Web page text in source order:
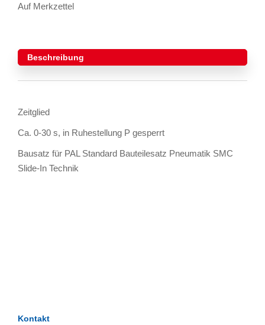
Auf Merkzettel
Beschreibung
Zeitglied
Ca. 0-30 s, in Ruhestellung P gesperrt
Bausatz für PAL Standard Bauteilesatz Pneumatik SMC
Slide-In Technik
Kontakt